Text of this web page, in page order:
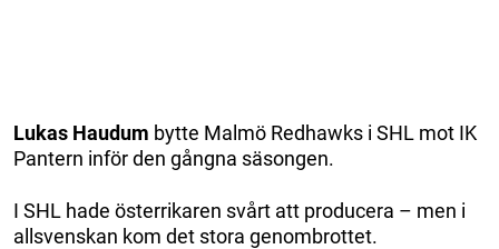
Lukas Haudum bytte Malmö Redhawks i SHL mot IK
Pantern inför den gångna säsongen.
I SHL hade österrikaren svårt att producera – men i
allsvenskan kom det stora genombrottet.